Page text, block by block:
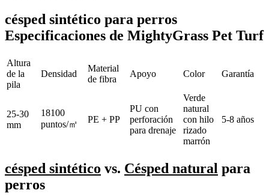
césped sintético para perros
Especificaciones de MightyGrass Pet Turf
Altura
de la
pila
Densidad
Material
de fibra
Apoyo Color Garantía
25-30
mm
18100
puntos/㎡
PE + PP
PU con
perforación
para drenaje
Verde
natural
con hilo
rizado
marrón
5-8 años
césped sintético vs. Césped natural para
perros